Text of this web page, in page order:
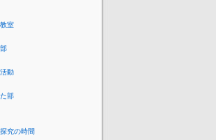
室
動
部
究の時間